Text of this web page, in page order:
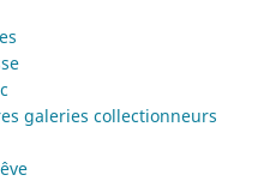
galeries collectionneurs